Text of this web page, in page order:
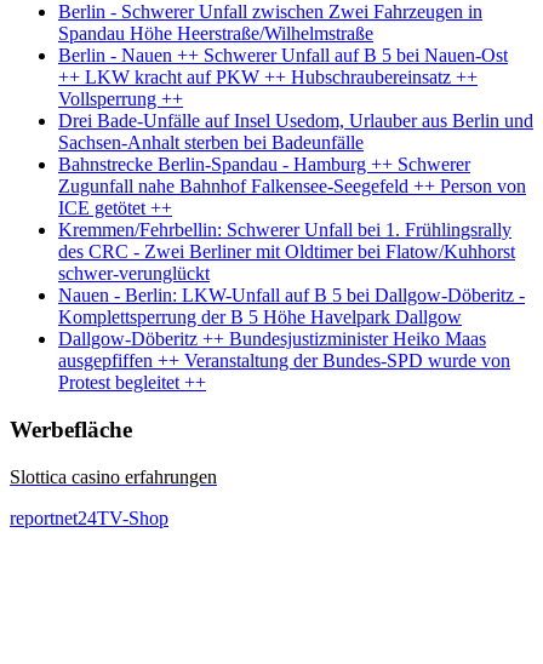
Berlin - Schwerer Unfall zwischen Zwei Fahrzeugen in
Spandau Höhe Heerstraße/Wilhelmstraße
Berlin - Nauen ++ Schwerer Unfall auf B 5 bei Nauen-Ost
++ LKW kracht auf PKW ++ Hubschraubereinsatz ++
Vollsperrung ++
Drei Bade-Unfälle auf Insel Usedom, Urlauber aus Berlin und
Sachsen-Anhalt sterben bei Badeunfälle
Bahnstrecke Berlin-Spandau - Hamburg ++ Schwerer
Zugunfall nahe Bahnhof Falkensee-Seegefeld ++ Person von
ICE getötet ++
Kremmen/Fehrbellin: Schwerer Unfall bei 1. Frühlingsrally
des CRC - Zwei Berliner mit Oldtimer bei Flatow/Kuhhorst
schwer-verunglückt
Nauen - Berlin: LKW-Unfall auf B 5 bei Dallgow-Döberitz -
Komplettsperrung der B 5 Höhe Havelpark Dallgow
Dallgow-Döberitz ++ Bundesjustizminister Heiko Maas
ausgepfiffen ++ Veranstaltung der Bundes-SPD wurde von
Protest begleitet ++
Werbefläche
Slottica casino erfahrungen
reportnet24TV-Shop